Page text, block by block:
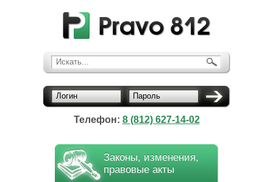
Искать...
Логин Пароль
Телефон: 8 (812) 627-14-02
Законы, изменения,
правовые акты